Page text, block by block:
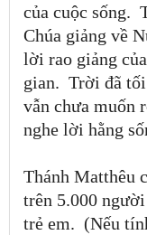
của cuộc sống.
Chúa giảng về
lời rao giảng
gian. Trời đã tối
vẫn chưa muốn
nghe lời hằng
Thánh Matthêu
trên 5.000
trẻ em. (Nếu